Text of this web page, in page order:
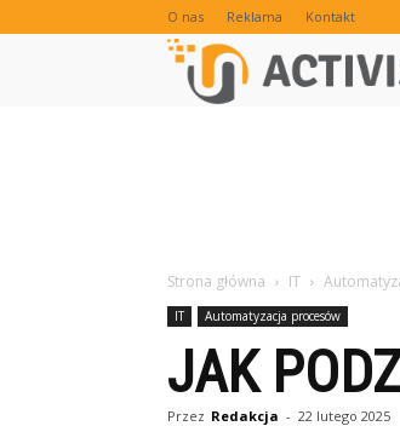
O nas Reklama Kontakt
Strona główna IT
IT Automatyzacja procesów
JAK
Przez Redakcja - 22 lutego 2025